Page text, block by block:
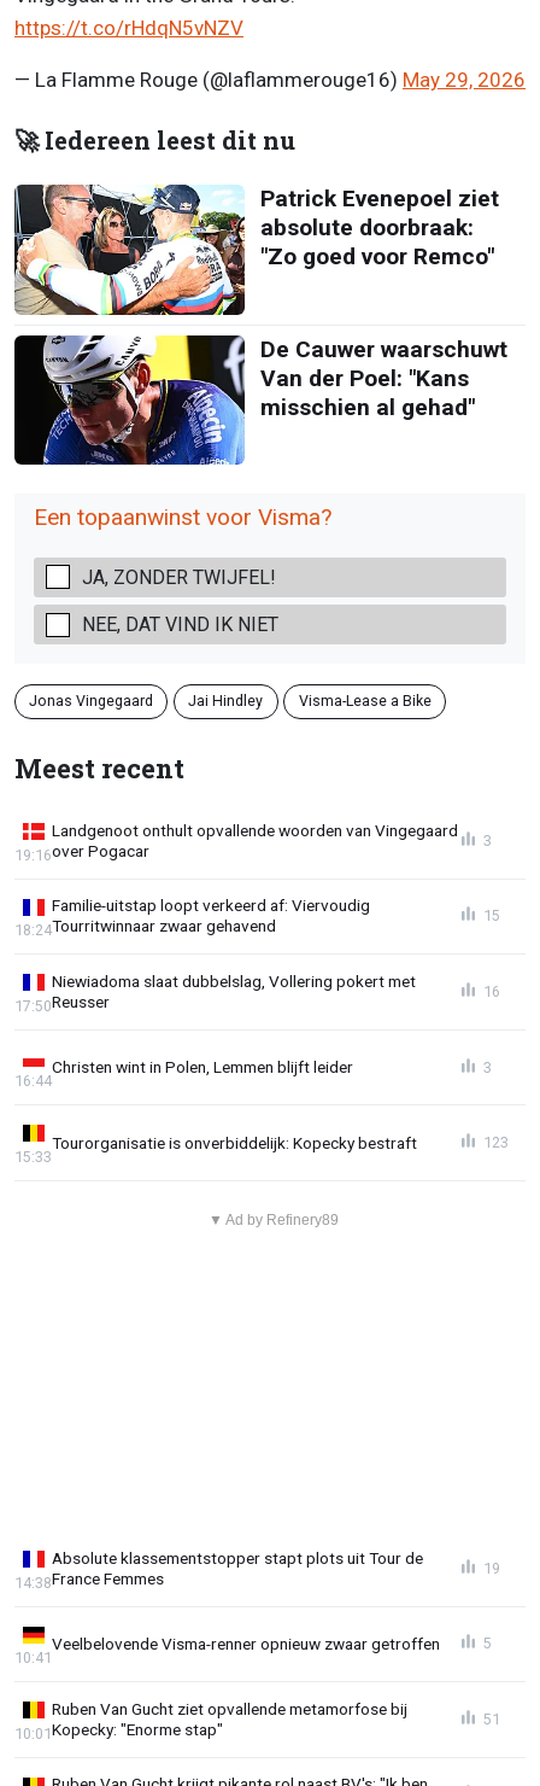
https://t.co/rHdqN5vNZV
— La Flamme Rouge (@laflammerouge16) May 29, 2026
🚀 Iedereen leest dit nu
Patrick Evenepoel ziet
absolute doorbraak:
"Zo goed voor Remco"
De Cauwer waarschuwt
Van der Poel: "Kans
misschien al gehad"
Een topaanwinst voor Visma?
JA, ZONDER TWIJFEL!
NEE, DAT VIND IK NIET
Jonas Vingegaard Jai Hindley Visma-Lease a Bike
Meest recent
Landgenoot onthult opvallende woorden van Vingegaard
over Pogacar
19:16
3
Familie-uitstap loopt verkeerd af: Viervoudig
Tourritwinnaar zwaar gehavend
18:24
15
Niewiadoma slaat dubbelslag, Vollering pokert met
Reusser
17:50
16
Christen wint in Polen, Lemmen blijft leider
16:44
3
Tourorganisatie is onverbiddelijk: Kopecky bestraft
15:33
123
▼ Ad by Refinery89
Absolute klassementstopper stapt plots uit Tour de
France Femmes
14:38
19
Veelbelovende Visma-renner opnieuw zwaar getroffen
10:41
5
Ruben Van Gucht ziet opvallende metamorfose bij
Kopecky: "Enorme stap"
10:01
51